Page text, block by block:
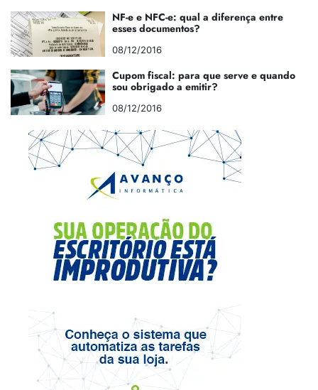
NF-e e NFC-e: qual a diferença entre
esses documentos?
08/12/2016
Cupom fiscal: para que serve e quando
sou obrigado a emitir?
08/12/2016